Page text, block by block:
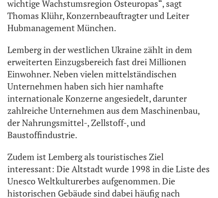
wichtige Wachstumsregion Osteuropas“, sagt
Thomas Klühr, Konzernbeauftragter und Leiter
Hubmanagement München.
Lemberg in der westlichen Ukraine zählt in dem
erweiterten Einzugsbereich fast drei Millionen
Einwohner. Neben vielen mittelständischen
Unternehmen haben sich hier namhafte
internationale Konzerne angesiedelt, darunter
zahlreiche Unternehmen aus dem Maschinenbau,
der Nahrungsmittel-, Zellstoff-, und
Baustoffindustrie.
Zudem ist Lemberg als touristisches Ziel
interessant: Die Altstadt wurde 1998 in die Liste des
Unesco Weltkulturerbes aufgenommen. Die
historischen Gebäude sind dabei häufig nach